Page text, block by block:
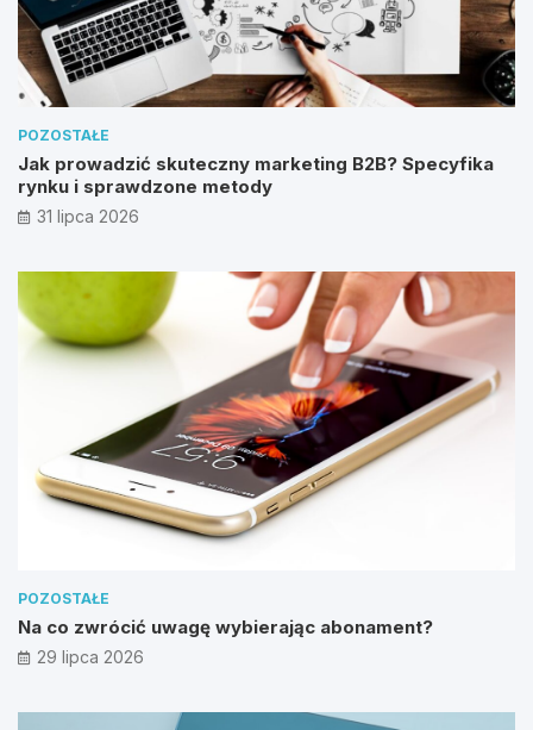
POZOSTAŁE
Jak prowadzić skuteczny marketing B2B? Specyfika
rynku i sprawdzone metody
31 lipca 2026
POZOSTAŁE
Na co zwrócić uwagę wybierając abonament?
29 lipca 2026